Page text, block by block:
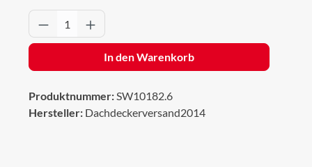
Produkt Anzahl: Gib den gewünschten
In den Warenkorb
Produktnummer:SW10182.6
Hersteller: Dachdeckerversand2014